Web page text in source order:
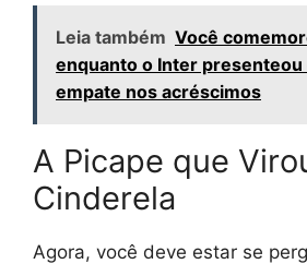
Leia também Você
enquanto o Inter presenteou
empate nos acréscimos
A Picape que
Cinderela
Agora, você deve estar se